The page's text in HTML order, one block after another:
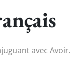
avec Avoir.